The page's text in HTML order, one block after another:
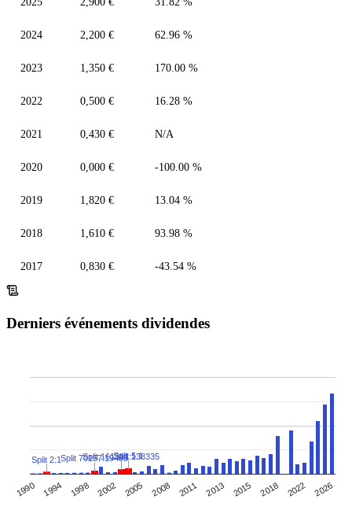
2024 2,200 € 62.96 %
2023 1,350 € 170.00 %
2022 0,500 € 16.28 %
2021 0,430 € N/A
2020 0,000 € -100.00 %
2019 1,820 € 13.04 %
2018 1,610 € 93.98 %
2017 0,830 € -43.54 %
Derniers événements dividendes
1990 1994 1998 2002 2005 2008 2011 2013 2015 2018 2022 2026
Split 2:1Split 70157:19488
Split 161391:138335
Split 5:1